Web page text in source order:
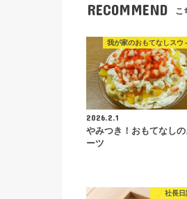
RECOMMEND こ
我が家のおもてなしスウ
2026.2.1
やみつき！おもてなしの
ーツ
社長日